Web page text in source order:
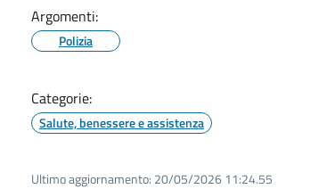
Argomenti:
Polizia
Categorie:
Salute, benessere e assistenza
Ultimo aggiornamento: 20/05/2026 11:24.55